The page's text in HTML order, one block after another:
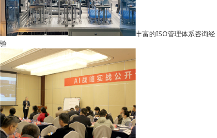
丰富的ISO管理体系咨询经
验